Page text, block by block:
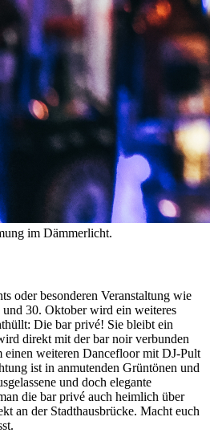
im Dämmerlicht.
oder besonderen Veranstaltung wie
und 30. Oktober wird ein weiteres
Die bar privé! Sie bleibt ein
direkt mit der bar noir verbunden
einen weiteren Dancefloor mit DJ-Pult
ist in anmutenden Grüntönen und
und doch elegante
die bar privé auch heimlich über
an der Stadthausbrücke. Macht euch